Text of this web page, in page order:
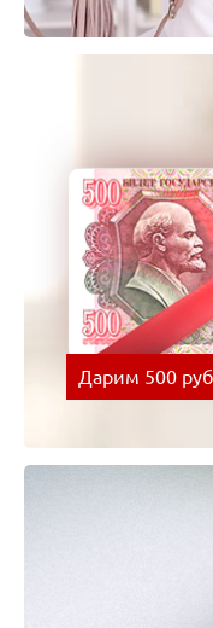
Покупай
покупки!
предложением!
Дарим 500
на следующую